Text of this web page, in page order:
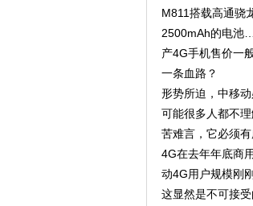
M811搭载高通骁
2500mAh的电池
产4G手机售价一
一条血路？
形势所迫，中移动
可能很多人都不
苦难言，它必须
4G在去年年底商
动4G用户规模刚
这显然是不可接受